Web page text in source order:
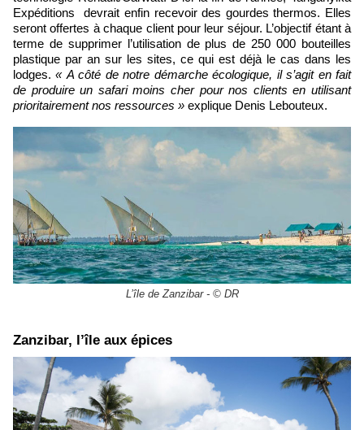
Expéditions devrait enfin recevoir des gourdes thermos. Elles
seront offertes à chaque client pour leur séjour. L’objectif étant à
terme de supprimer l’utilisation de plus de 250 000 bouteilles
plastique par an sur les sites, ce qui est déjà le cas dans les
lodges.« A côté de notre démarche écologique, il s’agit en fait
de produire un safari moins cher pour nos clients en utilisant
prioritairement nos ressources » explique Denis Lebouteux.
L’île de Zanzibar - © DR
​Zanzibar, l’île aux épices